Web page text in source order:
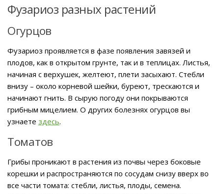
Фузариоз разных растений
Огурцов
Фузариоз проявляется в фазе появления завязей и
плодов, как в открытом грунте, так и в теплицах. Листья,
начиная с верхушек, желтеют, плети засыхают. Стебли
внизу – около корневой шейки, буреют, трескаются и
начинают гнить. В сырую погоду они покрываются
грибным мицелием. О других болезнях огурцов вы
узнаете здесь.
Томатов
Грибы проникают в растения из почвы через боковые
корешки и распространяются по сосудам снизу вверх во
все части томата: стебли, листья, плоды, семена.